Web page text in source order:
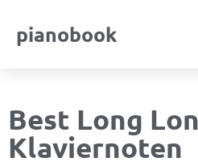
pianobook
Best Long
Klaviernoten